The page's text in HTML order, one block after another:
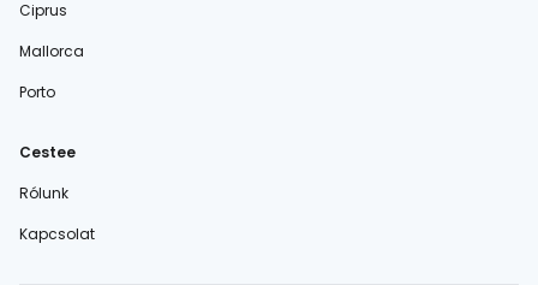
Ciprus
Mallorca
Porto
Cestee
Rólunk
Kapcsolat